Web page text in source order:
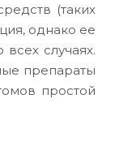
(таких
однако ее
случаях.
препараты
простой